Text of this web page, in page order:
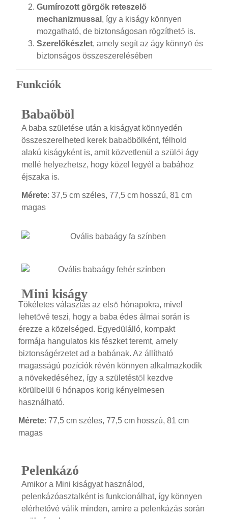
Gumírozott görgők reteszelő
mechanizmussal , így a kiságy könnyen
mozgatható, de biztonságosan rögzíthető is.
Szerelőkészlet, amely segít az ágy könnyű és
biztonságos összeszerelésében
Funkciók
Babaöböl
A baba születése után a kiságyat könnyedén
összeszerelheted kerek babaöbölként, félhold
alakú kiságyként is, amit közvetlenül a szülői ágy
mellé helyezhetsz, hogy közel legyél a babához
éjszaka is.
Mérete: 37,5 cm széles, 77,5 cm hosszú, 81 cm
magas
Mini kiságy
Tökéletes választás az első hónapokra, mivel
lehetővé teszi, hogy a baba édes álmai során is
érezze a közelséged. Egyedülálló, kompakt
formája hangulatos kis fészket teremt, amely
biztonságérzetet ad a babának. Az állítható
magasságú pozíciók révén könnyen alkalmazkodik
a növekedéséhez, így a születéstől kezdve
körülbelül 6 hónapos korig kényelmesen
használható.
Mérete: 77,5 cm széles, 77,5 cm hosszú, 81 cm
magas
Pelenkázó
Amikor a Mini kiságyat használod,
pelenkázóasztalként is funkcionálhat, így könnyen
elérhetővé válik minden, amire a pelenkázás során